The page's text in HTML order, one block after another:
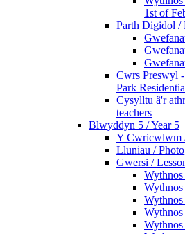
1st of
Parth Digidol /
Cwrs Preswyl
Park
Cysylltu â'r
teachers
Blwyddyn 5 / Year 5
Y Cwricwlwm
Lluniau /
Gwersi /
Wythnos
Wythnos